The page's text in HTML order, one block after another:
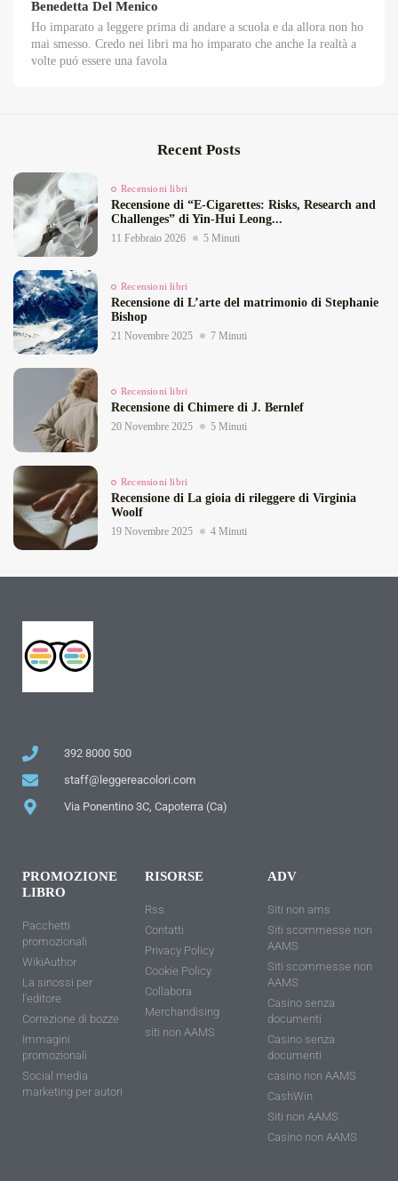
Benedetta Del Menico
Ho imparato a leggere prima di andare a scuola e da allora non ho
mai smesso. Credo nei libri ma ho imparato che anche la realtà a
volte puó essere una favola
Recent Posts
Recensioni libri
Recensione di “E‑Cigarettes: Risks, Research and
Challenges” di Yin‑Hui Leong...
11 Febbraio 2026 5 Minuti
Recensioni libri
Recensione di L’arte del matrimonio di Stephanie
Bishop
21 Novembre 2025 7 Minuti
Recensioni libri
Recensione di Chimere di J. Bernlef
20 Novembre 2025 5 Minuti
Recensioni libri
Recensione di La gioia di rileggere di Virginia
Woolf
19 Novembre 2025 4 Minuti
392 8000 500
staff@leggereacolori.com
Via Ponentino 3C, Capoterra (Ca)
PROMOZIONE
LIBRO
Pacchetti
promozionali
WikiAuthor
La sinossi per
l'editore
Correzione di bozze
Immagini
promozionali
Social media
marketing per autori
RISORSE
Rss
Contatti
Privacy Policy
Cookie Policy
Collabora
Merchandising
siti non AAMS
ADV
Siti non ams
Siti scommesse non
AAMS
Siti scommesse non
AAMS
Casino senza
documenti
Casino senza
documenti
casino non AAMS
CashWin
Siti non AAMS
Casino non AAMS